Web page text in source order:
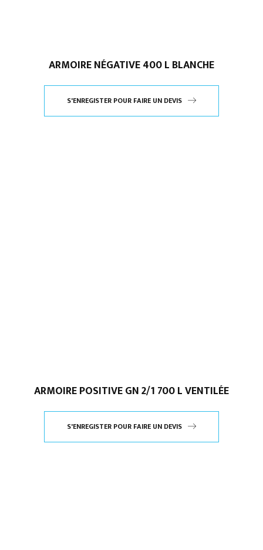
ARMOIRE NÉGATIVE 400 L BLANCHE
S'ENREGISTER POUR FAIRE UN DEVIS
ARMOIRE POSITIVE GN 2/1 700 L VENTILÉE
S'ENREGISTER POUR FAIRE UN DEVIS